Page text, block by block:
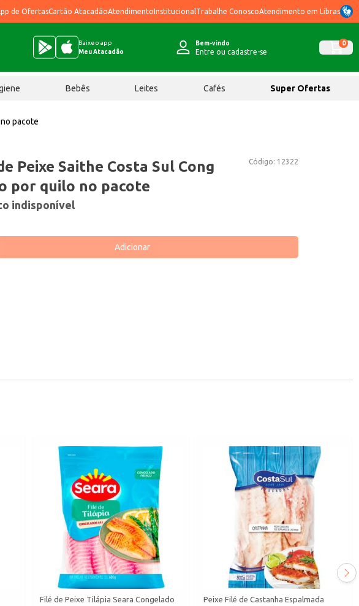
de OfertasCartão AtacadãoAtendimentoInstitucional Trabalhe ConoscoAtendimento em Libras
Baixe o app
Meu Atacadão
Bem-vindo
Entre ou cadastre-se
0
Bebês Leites Cafés Super Ofertas
pacote
Código: 12322
Peixe Saithe Costa Sul Cong
por quilo no pacote
indisponível
Adicionar
Filé de Peixe Tilápia Seara Congelado
Peixe Filé de Castanha Espalmada